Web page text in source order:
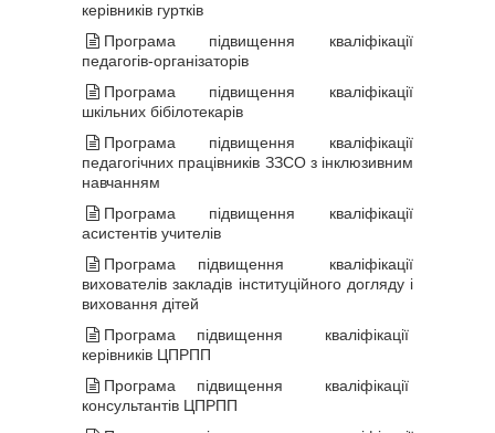
керівників гуртків
Програма підвищення кваліфікації
педагогів-організаторів
Програма підвищення кваліфікації
шкільних бібілотекарів
Програма підвищення кваліфікації
педагогічних працівників ЗЗСО з інклюзивним
навчанням
Програма підвищення кваліфікації
асистентів учителів
Програма підвищення кваліфікації
вихователів закладів інституційного догляду і
виховання дітей
Програма підвищення кваліфікації
керівників ЦПРПП
Програма підвищення кваліфікації
консультантів ЦПРПП